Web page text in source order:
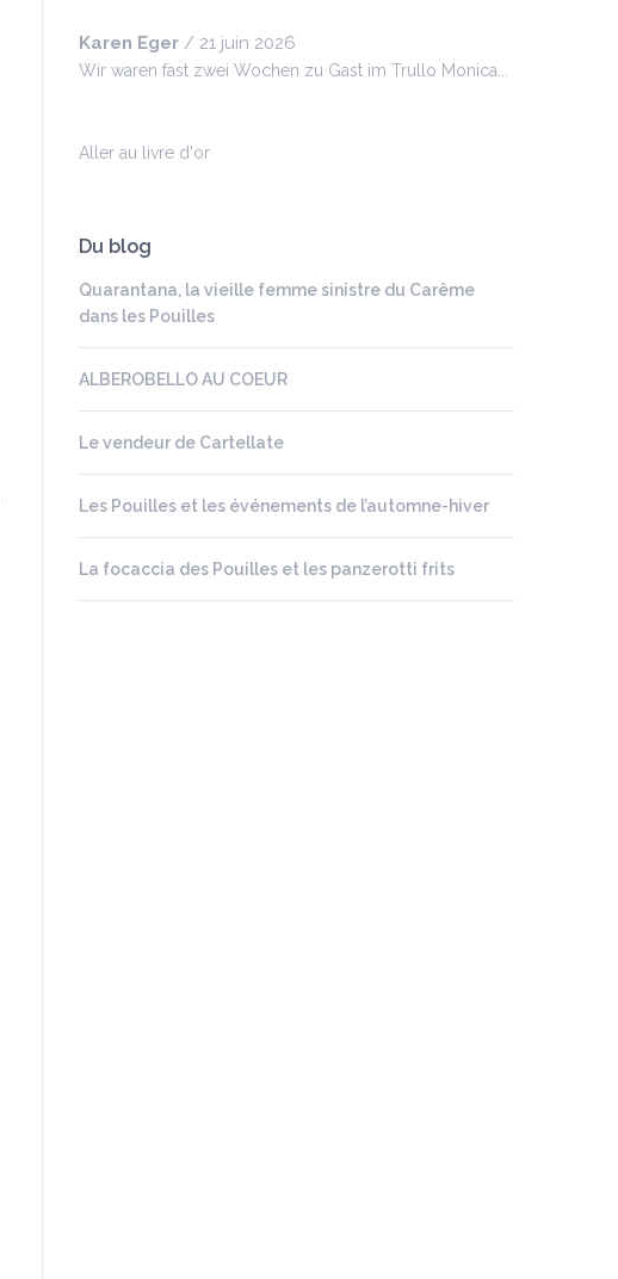
Karen Eger / 21 juin 2026
Wir waren fast zwei Wochen zu Gast im Trullo Monica...
Aller au livre d'or
Du blog
Quarantana, la vieille femme sinistre du Carême
dans les Pouilles
ALBEROBELLO AU COEUR
Le vendeur de Cartellate
Les Pouilles et les événements de l’automne-hiver
La focaccia des Pouilles et les panzerotti frits